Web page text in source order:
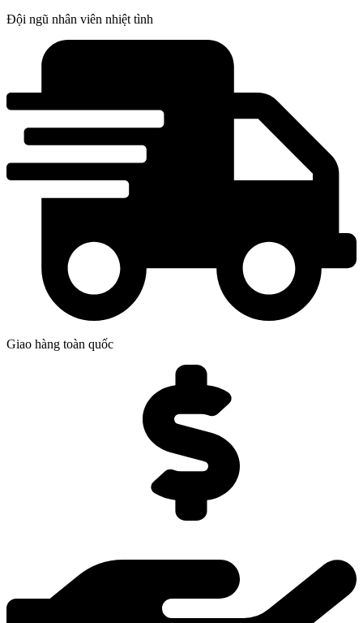
Đội ngũ nhân viên nhiệt tình
Giao hàng toàn quốc